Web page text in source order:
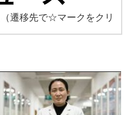
（遷移先で☆マークをクリ